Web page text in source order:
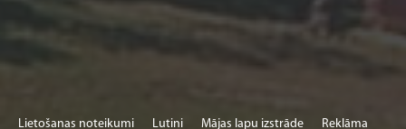
Lietošanas noteikumi Lutini Mājas lapu izstrāde Reklāma